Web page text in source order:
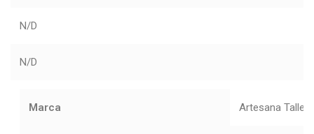
N/D
N/D
Marca Artesana Taller